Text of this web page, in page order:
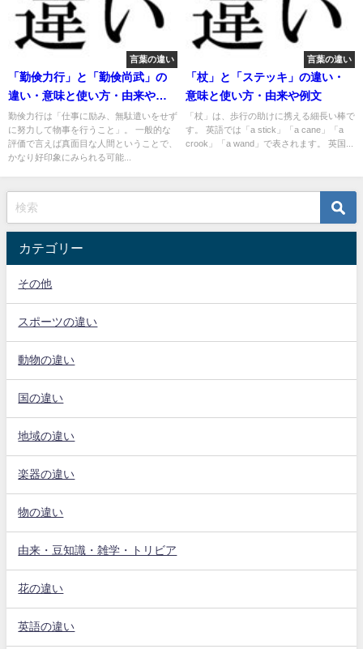
言葉の違い
「勤倹力行」と「勤倹尚武」の
違い・意味と使い方・由来や例
文
勤倹力行は「仕事に励み、無駄遣いをせず
に努力して物事を行うこと」。 一般的な
評価で言えば真面目な人間ということで、
かなり好印象にみられる可能...
言葉の違い
「杖」と「ステッキ」の違い・
意味と使い方・由来や例文
「杖」は、歩行の助けに携える細長い棒で
す。 英語では「a stick」「a cane」「a
crook」「a wand」で表されます。 英国...
カテゴリー
その他
スポーツの違い
動物の違い
国の違い
地域の違い
楽器の違い
物の違い
由来・豆知識・雑学・トリビア
花の違い
英語の違い